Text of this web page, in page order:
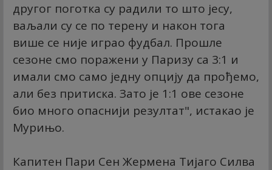
другог поготка су радили то што јесу,
ваљали су се по терену и након тога
више се није играо фудбал. Прошле
сезоне смо поражени у Паризу са 3:1 и
имали смо само једну опцију да прођемо,
али без притиска. Зато је 1:1 ове сезоне
био много опаснији резултат", истакао је
Мурињо.
Капитен Пари Сен Жермена Тијаго Силва